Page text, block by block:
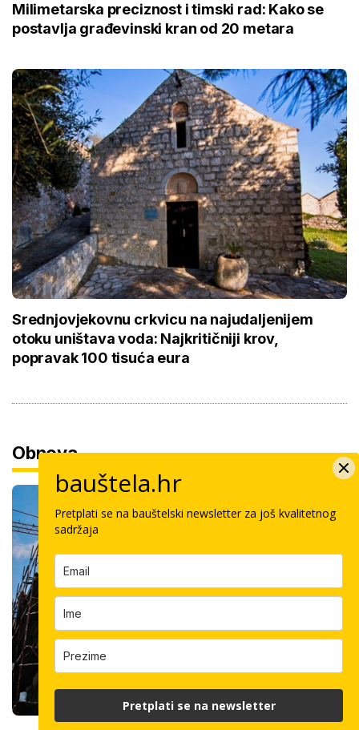
Milimetarska preciznost i timski rad: Kako se
postavlja građevinski kran od 20 metara
Srednjovjekovnu crkvicu na najudaljenijem
otoku uništava voda: Najkritičniji krov,
popravak 100 tisuća eura
Obnova
bauštela.hr
Pretplati se na bauštelski newsletter za još kvalitetnog
sadržaja
Pretplati se na newsletter